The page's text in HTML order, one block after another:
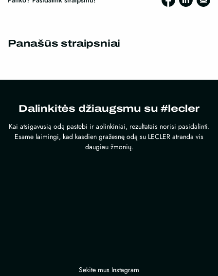
Panašūs straipsniai
Dalinkitės džiaugsmu su #lecler
Kai atsigavusią odą pastebi ir aplinkiniai, rezultatais norisi pasidalinti.
Esame laimingi, kad kasdien gražesnę odą su LECLER atranda vis
daugiau žmonių.
Sekite mus Instagram